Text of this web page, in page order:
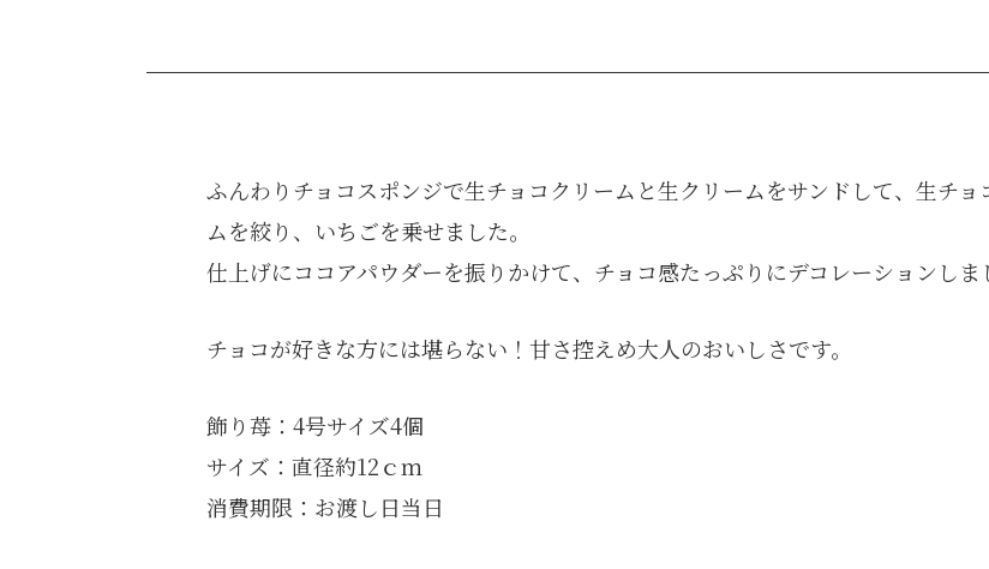
ふんわりチョコスポンジで生チョコクリームと生クリームをサンドして、生チ
ムを絞り、いちごを乗せました。
仕上げにココアパウダーを振りかけて、チョコ感たっぷりにデコレーションしま
チョコが好きな方には堪らない！甘さ控えめ大人のおいしさです。
飾り苺：4号サイズ4個
サイズ：直径約12ｃｍ
消費期限：お渡し日当日